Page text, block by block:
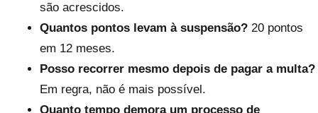
são acrescidos.
Quantos pontos levam à suspensão? 20 pontos
em 12 meses.
Posso recorrer mesmo depois de pagar a multa?
Em regra, não é mais possível.
Quanto tempo demora um processo de